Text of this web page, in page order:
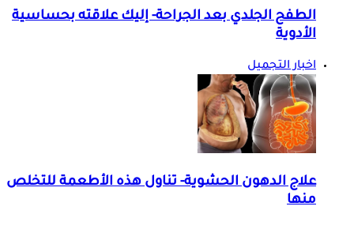
الطفح الجلدي بعد الجراحة- إليك علاقته بحساسية
الأدوية
اخبار التجميل
علاج الدهون الحشوية- تناول هذه الأطعمة للتخلص
منها